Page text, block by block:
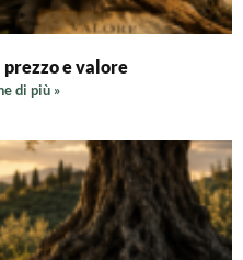
e valore
di più »